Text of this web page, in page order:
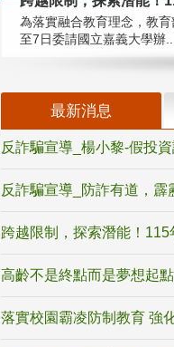
為落實融合教育理念，教育
至7日委請國立嘉義大學辦...
最新消息
反詐騙宣導_楊小黎-假投
反詐騙宣導_防詐有道，
跨越限制，探索潛能！
高齡不是終點而是夢想起
落實校園霸凌防制教育 強